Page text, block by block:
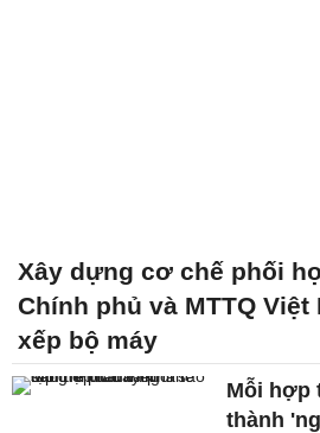
Xây dựng cơ chế phối
Chính phủ và MTTQ Việt
xếp bộ máy
Mỗi hợp
thành